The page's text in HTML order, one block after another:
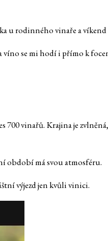
u rodinného vinaře a
se mi hodí i přímo k
700 vinařů. Krajina je
období má svou atmosféru.
výjezd jen kvůli vinici.